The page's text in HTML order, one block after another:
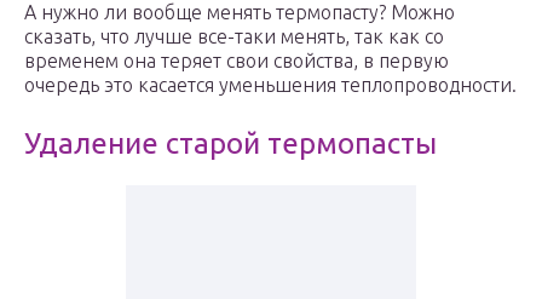
А нужно ли вообще менять термопасту? Можно
сказать, что лучше все-таки менять, так как со
временем она теряет свои свойства, в первую
очередь это касается уменьшения теплопроводности.
Удаление старой термопасты